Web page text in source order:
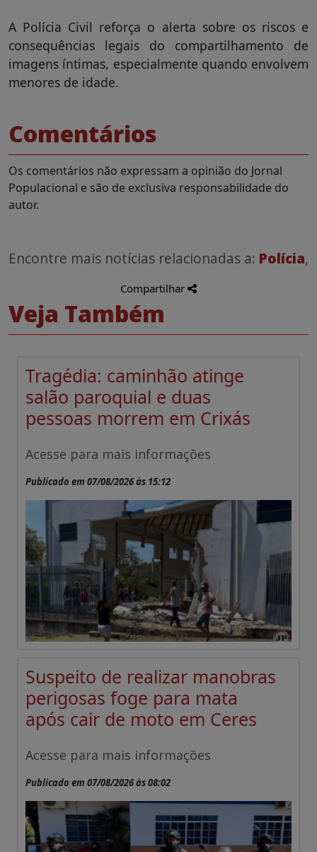
A Polícia Civil reforça o alerta sobre os riscos e
consequências legais do compartilhamento de
imagens íntimas, especialmente quando envolvem
menores de idade.
Comentários
Os comentários não expressam a opinião do Jornal
Populacional e são de exclusiva responsabilidade do
autor.
Encontre mais notícias relacionadas a: Polícia,
Compartilhar
Veja Também
Tragédia: caminhão atinge
salão paroquial e duas
pessoas morrem em Crixás
Acesse para mais informações
Publicado em 07/08/2026 às 15:12
Suspeito de realizar manobras
perigosas foge para mata
após cair de moto em Ceres
Acesse para mais informações
Publicado em 07/08/2026 às 08:02